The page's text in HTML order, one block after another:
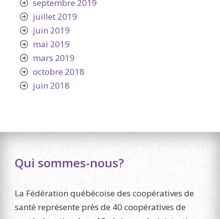
septembre 2019
juillet 2019
juin 2019
mai 2019
mars 2019
octobre 2018
juin 2018
Qui sommes-nous?
La Fédération québécoise des coopératives de
santé représente près de 40 coopératives de